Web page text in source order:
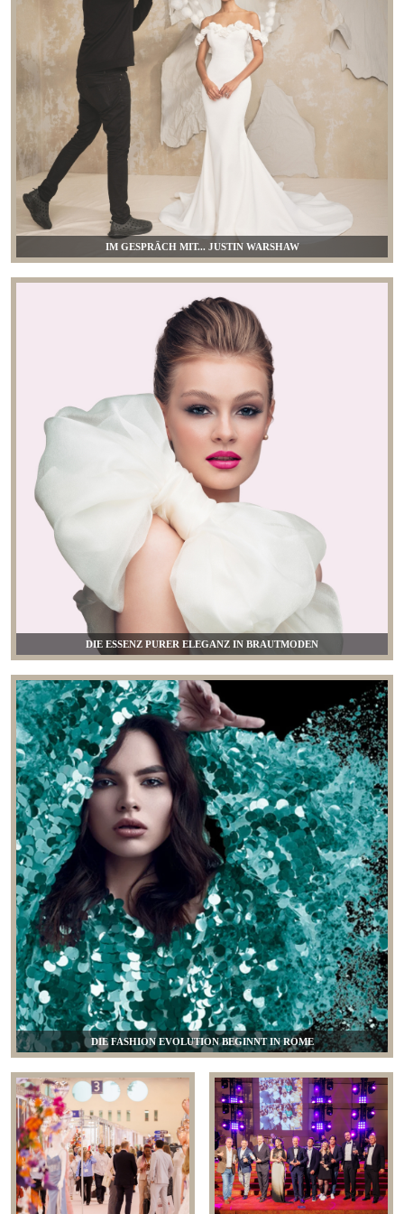
IM GESPRÄCH MIT... JUSTIN WARSHAW
DIE ESSENZ PURER ELEGANZ IN BRAUTMODEN
DIE FASHION EVOLUTION BEGINNT IN ROME